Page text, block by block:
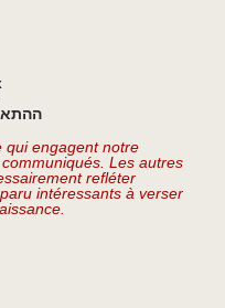
qui engagent notre
Les autres
refléter
intéressants à verser